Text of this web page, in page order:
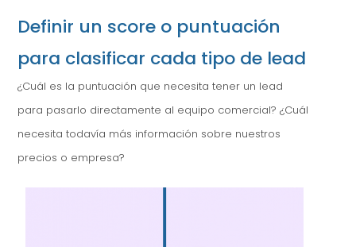
Definir un score o puntuación
para clasificar cada tipo de lead
¿Cuál es la puntuación que necesita tener un lead
para pasarlo directamente al equipo comercial? ¿Cuál
necesita todavía más información sobre nuestros
precios o empresa?